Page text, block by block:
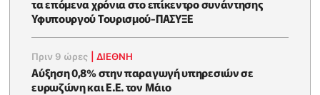
τα επόμενα χρόνια στο επίκεντρο συνάντησης
Υφυπουργού Τουρισμού-ΠΑΣΥΞΕ
Πριν 9 ώρες |ΔΙΕΘΝΗ
Αύξηση 0,8% στην παραγωγή υπηρεσιών σε
ευρωζώνη και Ε.Ε. τον Μάιο